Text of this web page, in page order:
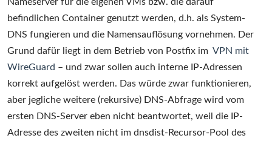
Nameserver für die eigenen VMs bzw. die darauf
befindlichen Container genutzt werden, d.h. als System-
DNS fungieren und die Namensauflösung vornehmen. Der
Grund dafür liegt in dem Betrieb von Postfix im VPN mit
WireGuard – und zwar sollen auch interne IP-Adressen
korrekt aufgelöst werden. Das würde zwar funktionieren,
aber jegliche weitere (rekursive) DNS-Abfrage wird vom
ersten DNS-Server eben nicht beantwortet, weil die IP-
Adresse des zweiten nicht im dnsdist-Recursor-Pool des